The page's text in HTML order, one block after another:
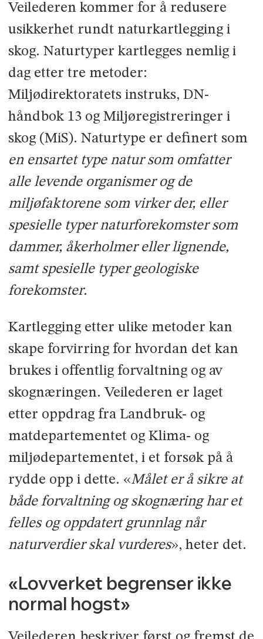
Veilederen kommer for å redusere
usikkerhet rundt naturkartlegging i
skog. Naturtyper kartlegges nemlig i
dag etter tre metoder:
Miljødirektoratets instruks, DN-
håndbok 13 og Miljøregistreringer i
skog (MiS). Naturtype er definert som
en ensartet type natur som omfatter
alle levende organismer og de
miljøfaktorene som virker der, eller
spesielle typer naturforekomster som
dammer, åkerholmer eller lignende,
samt spesielle typer geologiske
forekomster.
Kartlegging etter ulike metoder kan
skape forvirring for hvordan det kan
brukes i offentlig forvaltning og av
skognæringen. Veilederen er laget
etter oppdrag fra Landbruk- og
matdepartementet og Klima- og
miljødepartementet, i et forsøk på å
rydde opp i dette. «Målet er å sikre at
både forvaltning og skognæring har et
felles og oppdatert grunnlag når
naturverdier skal vurderes», heter det.
«Lovverket begrenser ikke
normal hogst»